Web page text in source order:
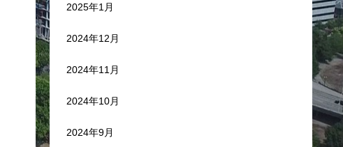
2025年1月
2024年12月
2024年11月
2024年10月
2024年9月